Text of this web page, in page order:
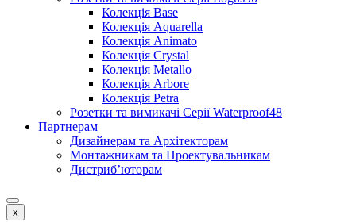
Колекція Base
Колекція Aquarella
Колекція Animato
Колекція Crystal
Колекція Metallo
Колекція Arbore
Колекція Petra
Розетки та вимикачі Серії Waterproof48
Партнерам
Дизайнерам та Архітекторам
Монтажникам та Проектувальникам
Дистриб’юторам
x